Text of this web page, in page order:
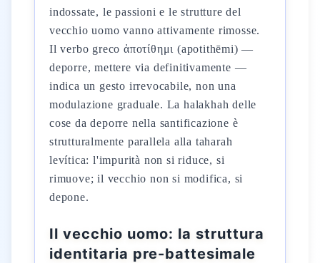
indossate, le passioni e le strutture del
vecchio uomo vanno attivamente rimosse.
Il verbo greco ἀποτίθημι (apotithēmi) —
deporre, mettere via definitivamente —
indica un gesto irrevocabile, non una
modulazione graduale. La halakhah delle
cose da deporre nella santificazione è
strutturalmente parallela alla taharah
levítica: l'impurità non si riduce, si
rimuove; il vecchio non si modifica, si
depone.
Il vecchio uomo: la struttura
identitaria pre-battesimale